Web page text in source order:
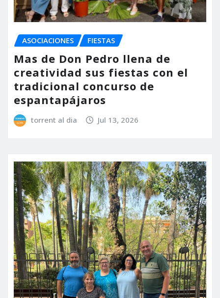
ASOCIACIONES FIESTAS
Mas de Don Pedro llena de
creatividad sus fiestas con el
tradicional concurso de
espantapájaros
torrent al dia Jul 13, 2026